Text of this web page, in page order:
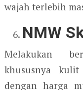
wajah terlebih
NMW
Melakukan
khususnya
dengan harga